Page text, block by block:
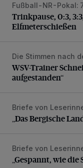
Trinkpause, 0:3,
Fußball-NR-Pokal:
Trinkpause, 0:3,
Elfmeterschießen
WSV-Trainer
Die Stimmen nach
WSV-Trainer
aufgestanden“
„Das Bergische
Briefe von
„Das Bergische
„Gespannt, wie die
Briefe von
„Gespannt, wie